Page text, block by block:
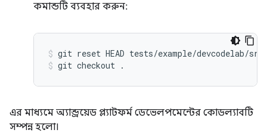
কমান্ডটি ব্যবহার করুন:
git reset HEAD tests/example/devcodelab/
git checkout .
এর মাধ্যমে অ্যান্ড্রয়েড প্ল্যাটফর্ম ডেভেলপমেন্টের কোডল্যাবটি
সম্পন্ন হলো।